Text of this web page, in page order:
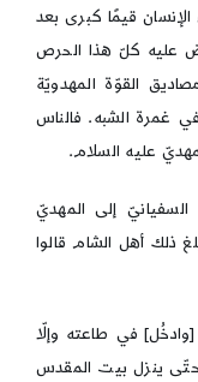
قيمًا كبرى بعد
عليه كلّ هذا الحرص
القوّة المهدويّة
غمرة الشبه. فالناس
عليه السلام.
إلى المهديّ
ذلك أهل الشام قالوا
في طاعته وإلّا
حتّى ينزل بيت المقدس